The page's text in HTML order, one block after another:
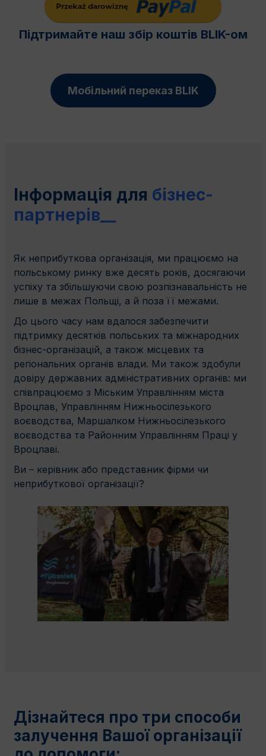
Підтримайте наш збір коштів BLIK-ом
Мобільний переказ BLIK
Інформація для бізнес-
партнерів__
Як неприбуткова організація, ми працюємо на
польському ринку вже десять років, досягаючи
успіху та збільшуючи свою розпізнавальність не
лише в межах Польщі, а й поза її межами.
До цього часу нам вдалося забезпечити
підтримку десятків польських та міжнародних
бізнес-організацій, а також місцевих та
регіональних органів влади. Ми також здобули
довіру державних адміністративних органів: ми
співпрацюємо з Міським Управлінням міста
Вроцлав, Управлінням Нижньосілезького
воєводства, Маршалком Нижньосілезького
воєводства та Районним Управлінням Праці у
Вроцлаві.
Ви – керівник або представник фірми чи
неприбуткової організації?
Дізнайтеся про три способи
залучення Вашої організації